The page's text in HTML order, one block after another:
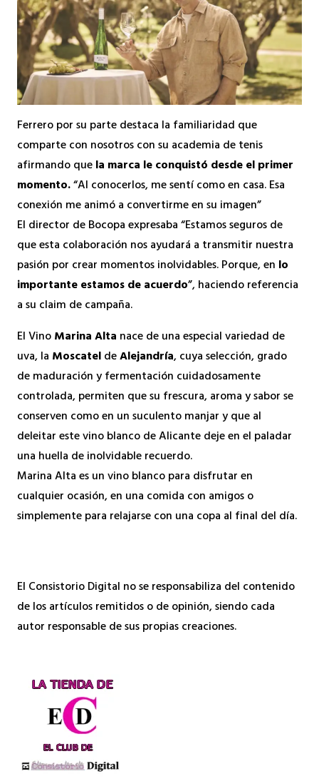
Ferrero por su parte destaca la familiaridad que
comparte con nosotros con su academia de tenis
afirmando quela marca le conquistó desde el primer
momento.“Al conocerlos, me sentí como en casa. Esa
conexión me animó a convertirme en su imagen”
El director de Bocopa expresaba “Estamos seguros de
que esta colaboración nos ayudará a transmitir nuestra
pasión por crear momentos inolvidables. Porque, en lo
importante estamos de acuerdo”, haciendo referencia
a su claim de campaña.
El VinoMarinaAlta nace de una especial variedad de
uva, la MoscateldeAlejandría, cuya selección, grado
de maduración y fermentación cuidadosamente
controlada, permiten que su frescura, aroma y sabor se
conserven como en un suculento manjar y que al
deleitar este vino blanco de Alicante deje en el paladar
una huella de inolvidable recuerdo.
Marina Alta es un vino blanco para disfrutar en
cualquier ocasión, en una comida con amigos o
simplemente para relajarse con una copa al final del día.
El Consistorio Digital no se responsabiliza del contenido
de los artículos remitidos o de opinión, siendo cada
autor responsable de sus propias creaciones.